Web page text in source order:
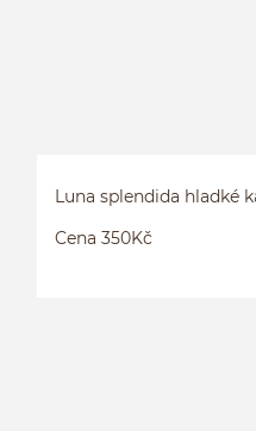
Luna splendida hladké
Cena 350Kč